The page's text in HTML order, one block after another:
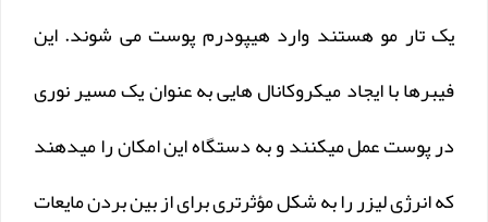
یک تار مو هستند وارد هیپودرم پوست می شوند. این
فیبرها با ایجاد میکروکانال هایی به عنوان یک مسیر نوری
در پوست عمل میکنند و به دستگاه این امکان را میدهند
که انرژی لیزر را به شکل مؤثرتری برای از بین بردن مایعات